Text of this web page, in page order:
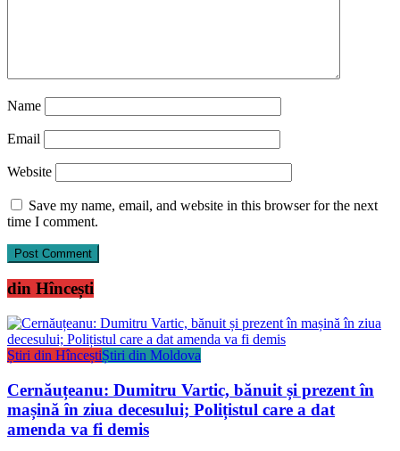
Name
Email
Website
Save my name, email, and website in this browser for the next
time I comment.
din Hîncești
Știri din HînceștiȘtiri din Moldova
Cernăuțeanu: Dumitru Vartic, bănuit și prezent în
mașină în ziua decesului; Polițistul care a dat
amenda va fi demis